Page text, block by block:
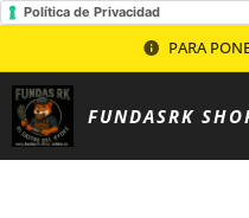
Política de Privacidad
PARA
FUNDASRK